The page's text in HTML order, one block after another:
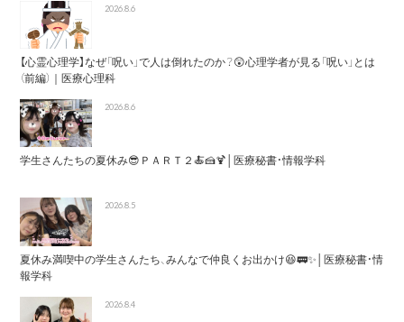
2026.8.6
【心霊心理学】なぜ「呪い」で人は倒れたのか？😲心理学者が見る「呪い」とは
（前編）｜医療心理科
2026.8.6
学生さんたちの夏休み😎ＰＡＲＴ２🍝🍰🍹│医療秘書・情報学科
2026.8.5
夏休み満喫中の学生さんたち、みんなで仲良くお出かけ😆🚃✨│医療秘書・情
報学科
2026.8.4